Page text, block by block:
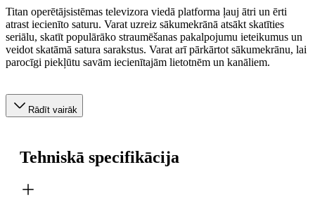
Titan operētājsistēmas televizora viedā platforma ļauj ātri un ērti
atrast iecienīto saturu. Varat uzreiz sākumekrānā atsākt skatīties
seriālu, skatīt populārāko straumēšanas pakalpojumu ieteikumus un
veidot skatāmā satura sarakstus. Varat arī pārkārtot sākumekrānu, lai
parocīgi piekļūtu savām iecienītajām lietotnēm un kanāliem.
Rādīt vairāk
Tehniskā specifikācija